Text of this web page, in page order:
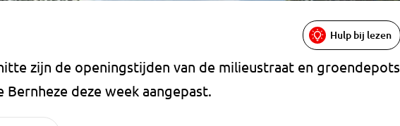
Hulp bij lezen
zijn de openingstijden van de milieustraat en groendepots
Bernheze deze week aangepast.